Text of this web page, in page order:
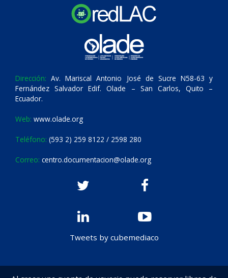
Dirección: Av. Mariscal Antonio José de Sucre N58-63 y
Fernández Salvador Edif. Olade – San Carlos, Quito –
Ecuador.
Web: www.olade.org
Teléfono: (593 2) 259 8122 / 2598 280
Correo: centro.documentacion@olade.org
Tweets by cubemediaco